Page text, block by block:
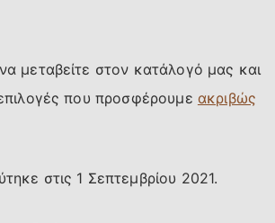
μεταβείτε στον κατάλογό μας και
που προσφέρουμε ακριβώς
στις 1 Σεπτεμβρίου 2021.